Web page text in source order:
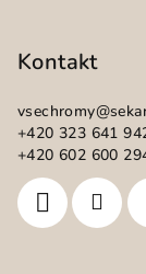
Kontakt
vsechromy@
+420 323 641
+420 602 600